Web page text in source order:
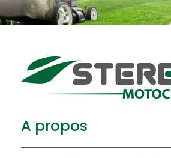
A propos